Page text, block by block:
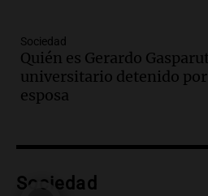
Audio.
Córdoba ganan más
privados, según un
de droga por delivery
Panorama Federal
Sociedad
Quién es Gerardo
universitario detenido
esposa
Sociedad